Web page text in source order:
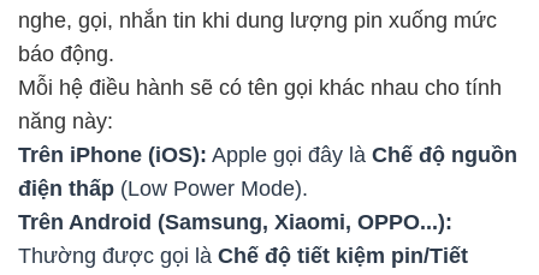
nghe, gọi, nhắn tin khi dung lượng pin xuống mức
báo động.
Mỗi hệ điều hành sẽ có tên gọi khác nhau cho tính
năng này:
Trên iPhone (iOS): Apple gọi đây là Chế độ nguồn
điện thấp (Low Power Mode).
Trên Android (Samsung, Xiaomi, OPPO...):
Thường được gọi là Chế độ tiết kiệm pin/Tiết